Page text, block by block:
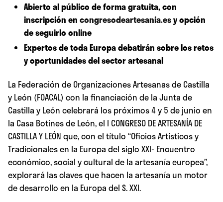
Abierto al público de forma gratuita, con
inscripción en congresodeartesania.esy opción
de seguirlo online
Expertos de toda Europa debatirán sobre los retos
y oportunidades del sector artesanal
La Federación de Organizaciones Artesanas de Castilla
y León (FOACAL) con la financiación de la Junta de
Castilla y León celebrará los próximos 4 y 5 de junio en
la Casa Botines de León, el I CONGRESO DE ARTESANÍA DE
CASTILLA Y LEÓN que, con el título “Oficios Artísticos y
Tradicionales en la Europa del siglo XXI- Encuentro
económico, social y cultural de la artesanía europea”,
explorará las claves que hacen la artesanía un motor
de desarrollo en la Europa del S. XXI.